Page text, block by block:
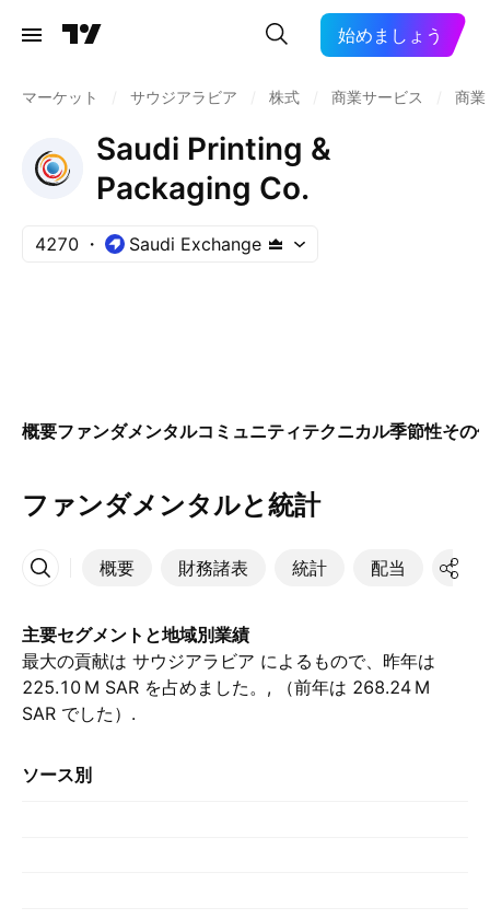
始めましょう
マーケット サウジアラビア 株式 商業サービス 商業
Saudi Printing &
Packaging Co.
4270 Saudi Exchange
概要ファンダメンタルコミュニティテクニカル季節性その
ファンダメンタルと統計
概要 財務諸表 統計 配当 決算
その他
主要セグメントと地域別業績
最大の貢献は サウジアラビア によるもので、昨年は
‪225.10 M‬ SAR を占めました。, （前年は ‪268.24 M‬
SAR でした）.
ソース別